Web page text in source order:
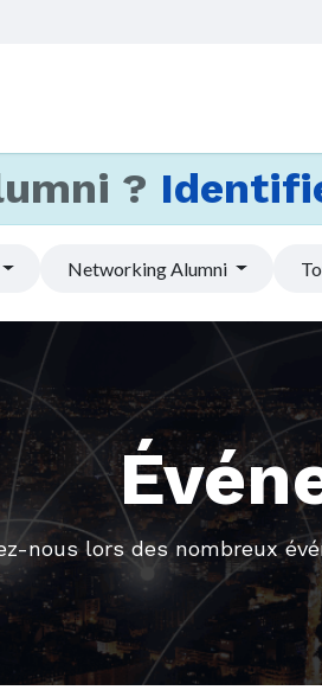
?
Networking Alumni
nous lors des nombreux